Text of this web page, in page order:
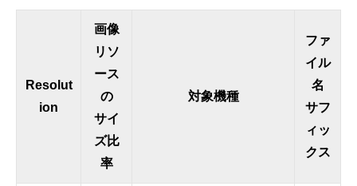
Resolut
ion
画像
リソ
ース
の
サイ
ズ比
率
対象機種
ファ
イル
名
サフ
ィッ
クス